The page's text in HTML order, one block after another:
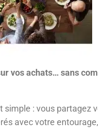
vos achats… sans
simple : vous partagez
avec votre